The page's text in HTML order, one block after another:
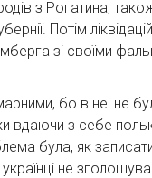
з Рогатина,
Потім
зі своїми
бо в неї не
вдаючи з себе
була, як
не